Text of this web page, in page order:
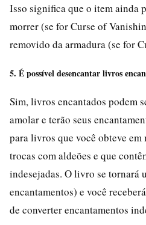
Isso significa que o item ainda
morrer (se for Curse of
removido da armadura (se for
5. É possível desencantar livros
Sim, livros encantados podem
amolar e terão seus
para livros que você obteve em
trocas com aldeões e que
indesejadas. O livro se tornará
encantamentos) e você
de converter encantamentos